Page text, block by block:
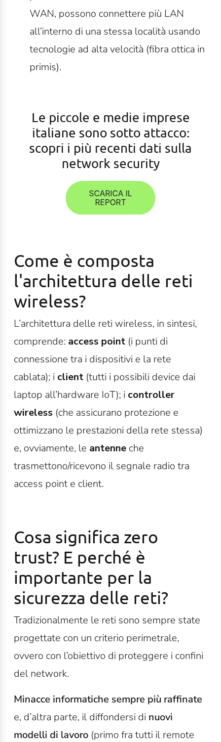
WAN, possono connettere più LAN
all’interno di una stessa località usando
tecnologie ad alta velocità (fibra ottica in
primis).
Le piccole e medie imprese
italiane sono sotto attacco:
scopri i più recenti dati sulla
network security
Come è composta
l'architettura delle reti
wireless?
L’architettura delle reti wireless, in sintesi,
comprende: access point (i punti di
connessione tra i dispositivi e la rete
cablata); i client (tutti i possibili device dai
laptop all’hardware IoT); i controller
wireless (che assicurano protezione e
ottimizzano le prestazioni della rete stessa)
e, ovviamente, le antenne che
trasmettono/ricevono il segnale radio tra
access point e client.
Cosa significa zero
trust? E perché è
importante per la
sicurezza delle reti?
Tradizionalmente le reti sono sempre state
progettate con un criterio perimetrale,
ovvero con l’obiettivo di proteggere i confini
del network.
Minacce informatiche sempre più raffinate
e, d’altra parte, il diffondersi di nuovi
modelli di lavoro (primo fra tutti il remote